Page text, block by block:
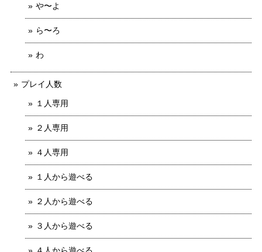
や〜よ
ら〜ろ
わ
プレイ人数
１人専用
２人専用
４人専用
１人から遊べる
２人から遊べる
３人から遊べる